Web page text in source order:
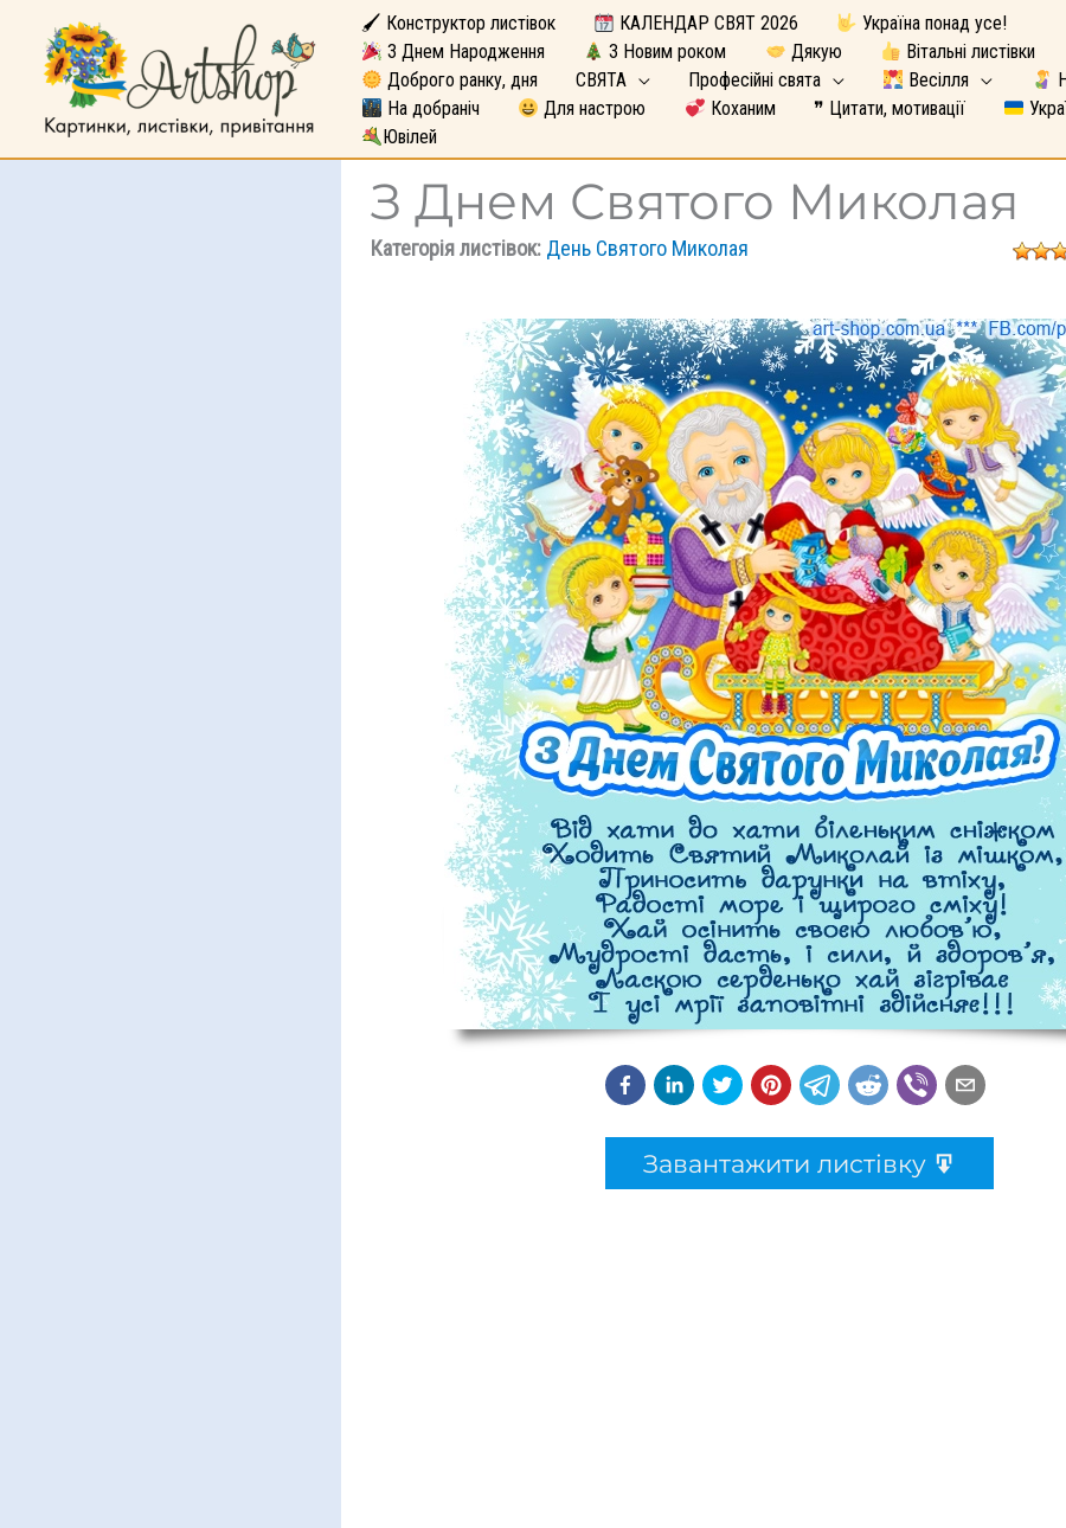
🖌 Конструктор листівок КАЛЕНДАР СВЯТ 2026
Україна понад усе!
З Днем Народження
З Новим роком Дякую
Вітальні листівки
Доброго ранку, дня
СВЯТА Професійні свята Весілля
На добраніч
Для настрою Коханим ❞ Цитати, мотивації
Ювілей
З Днем Святого Миколая
Категорія листівок: День Святого Миколая
Завантажити листівку